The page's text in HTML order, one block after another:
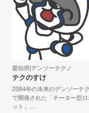
愛知県|デンソーテクノ
テクのすけ
2084年の未来のデンソーテクノ
で開発された「チーター型ロボ
ット」...